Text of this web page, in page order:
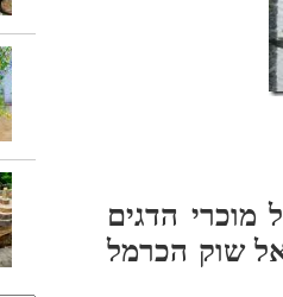
הדגים
שוק הכרמל